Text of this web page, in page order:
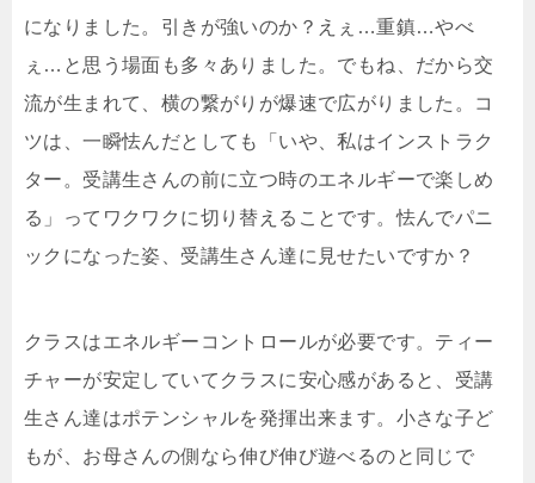
になりました。引きが強いのか？えぇ…重鎮…やべ
ぇ…と思う場面も多々ありました。でもね、だから交
流が生まれて、横の繋がりが爆速で広がりました。コ
ツは、一瞬怯んだとしても「いや、私はインストラク
ター。受講生さんの前に立つ時のエネルギーで楽しめ
る」ってワクワクに切り替えることです。怯んでパニ
ックになった姿、受講生さん達に見せたいですか？
クラスはエネルギーコントロールが必要です。ティー
チャーが安定していてクラスに安心感があると、受講
生さん達はポテンシャルを発揮出来ます。小さな子ど
もが、お母さんの側なら伸び伸び遊べるのと同じで